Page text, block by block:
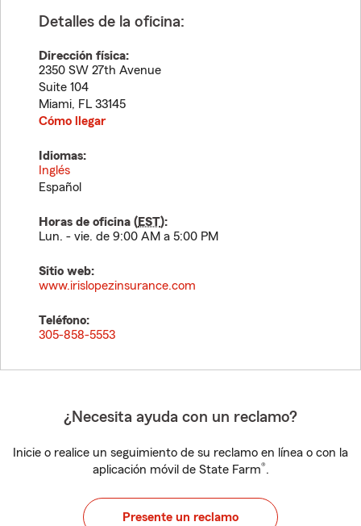
Detalles de la oficina:
Dirección física:
2350 SW 27th Avenue
Suite 104
Miami, FL 33145
Cómo llegar
Idiomas:
Inglés
Español
Horas de oficina (EST):
Lun. - vie. de 9:00 AM a 5:00 PM
Sitio web:
www.irislopezinsurance.com
Teléfono:
305-858-5553
¿Necesita ayuda con un reclamo?
Inicie o realice un seguimiento de su reclamo en línea o con la
aplicación móvil de State Farm®.
Presente un reclamo